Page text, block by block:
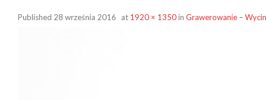
Published 28 września 2016 at 1920 × 1350in Grawerowanie –